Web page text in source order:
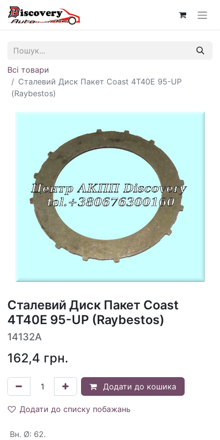
Всі товари
Сталевий Диск Пакет Coast 4T40E 95-UP
(Raybestos)
Сталевий Диск Пакет Coast
4T40E 95-UP (Raybestos)
14132A
162,4 грн.
Додати до кошика
Додати до списку побажань
Вн. Ø: 62.